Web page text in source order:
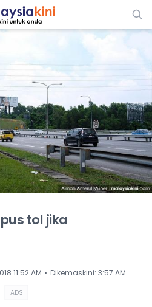
ADS
tol jika
11:52 AM ⋅ Dikemaskini: 3:57 AM
ADS